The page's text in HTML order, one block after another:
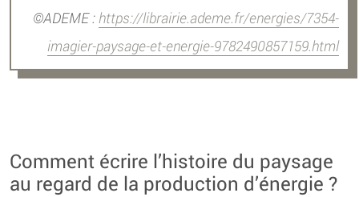
ADEME :https://librairie.ademe.fr/energies/7354-
imagier-paysage-et-energie-9782490857159.html
Comment écrire l’histoire du paysage
au regard de la production d’énergie ?